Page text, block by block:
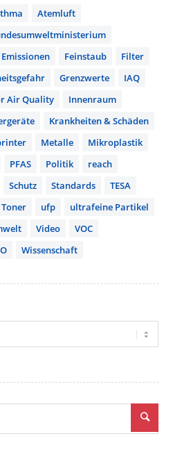
Atemluft
Emissionen Feinstaub
Filter
Grenzwerte
IAQ
Air Quality
Innenraum
Krankheiten & Schäden
Metalle
Mikroplastik
PFAS Politik
reach
Schutz Standards
TESA
Toner ufp
ultrafeine Partikel
Video
VOC
Wissenschaft